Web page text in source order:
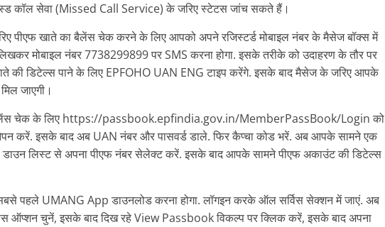
कॉल सेवा (Missed Call Service) के जरिए स्टेटस जांच सकते हैं।
पीएफ खाते का बैलेंस चेक करने के लिए आपको अपने रजिस्टर्ड मोबाइल नंबर के मैसेज बॉक्स में
मोबाइल नंबर 7738299899 पर SMS करना होगा. इसके तरीके को उदाहरण के तौर पर
की डिटेल्स पाने के लिए EPFOHO UAN ENG टाइप करेंगे. इसके बाद मैसेज के जरिए आपके
जाएगी।
चेक के लिए https://passbook.epfindia.gov.in/MemberPassBook/Login को
करें. इसके बाद अब UAN नंबर और पासवर्ड डाले. फिर कैप्चा कोड भरें. अब आपके सामने एक
लिस्ट से अपना पीएफ नंबर सेलेक्ट करें. इसके बाद आपके सामने पीएफ अकाउंट की डिटेल्स
पहले UMANG App डाउनलोड करना होगा. लॉगइन करके ऑल सर्विस सेक्शन में जाएं. अब
ऑप्शन चुनें, इसके बाद दिख रहे View Passbook विकल्प पर क्लिक करें, इसके बाद अपना